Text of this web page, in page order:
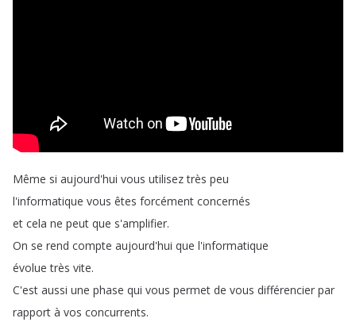
Même si aujourd'hui vous utilisez très peu
l'informatique vous êtes forcément concernés
et cela ne peut que s'amplifier.
On se rend compte aujourd'hui que l'informatique
évolue très vite.
C'est aussi une phase qui vous permet de vous différencier par
rapport à vos concurrents.